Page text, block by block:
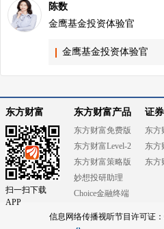
陈数
金鹰基金投资体验官
金鹰基金投资体验官
东方财富
扫一扫下载
APP
东方财富产品
东方财富免费版
东方财富Level-2
东方财富策略版
妙想投研助理
Choice金融终端
证
东方
东方
东方
信息网络传播视听节目许可证